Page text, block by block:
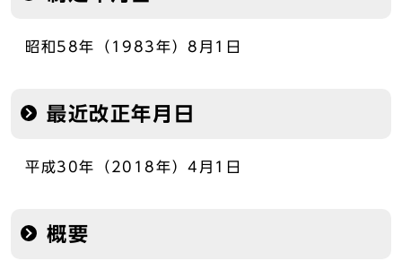
昭和58年（1983年）8月1日
最近改正年月日
平成30年（2018年）4月1日
概要